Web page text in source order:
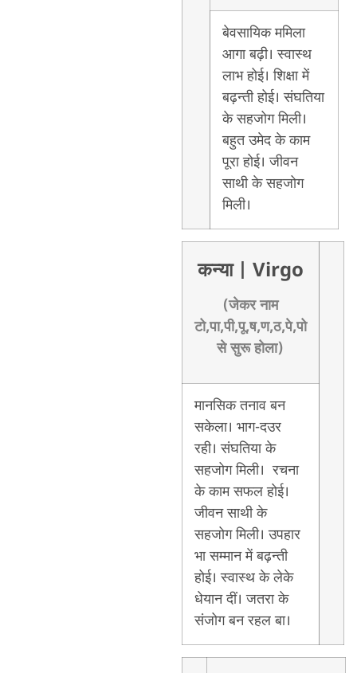
बेवसायिक ममिला
आगा बढ़ी। स्वास्थ
लाभ होई। शिक्षा में
बढ़न्ती होई। संघतिया
के सहजोग मिली।
बहुत उमेद के काम
पूरा होई। जीवन
साथी के सहजोग
मिली।
कन्या | Virgo
(जेकर नाम
टो,पा,पी,पू,ष,ण,ठ,पे,पो
से सुरू होला)
मानसिक तनाव बन
सकेला। भाग-दउर
रही। संघतिया के
सहजोग मिली। रचना
के काम सफल होई।
जीवन साथी के
सहजोग मिली। उपहार
भा सम्मान में बढ़न्ती
होई। स्वास्थ के लेके
धेयान दीं। जतरा के
संजोग बन रहल बा।